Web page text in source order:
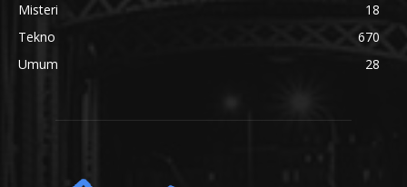
Misteri
18
Tekno
670
Umum
28